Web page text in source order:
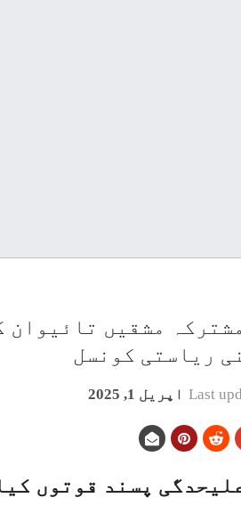
مشقیں تائیوان
ریاستی کونسل
Last اپریل 1, 2025
پسند قوتوں